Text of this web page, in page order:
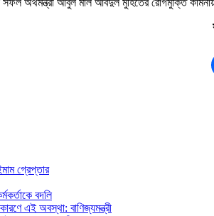
অর্থমন্ত্রী আবুল মাল আবদুল মুহিতের রোগমুক্তি
গ্রেপ্তার
বদলি
এই অবস্থা: বাণিজ্যমন্ত্রী